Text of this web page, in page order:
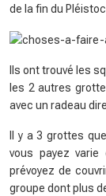
de la fin du
Ils ont trouvé les
les 2 autres
avec un radeau
Il y a 3 grottes
vous payez
prévoyez de
groupe dont plus